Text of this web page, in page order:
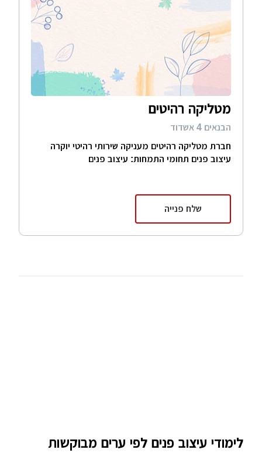
מטליקה רהיטים
הבנאים 4 אשדוד
חברת מטליקה רהיטים מעניקה שירותי רהיטי יוקרה
עיצוב פנים תחומי התמחות: עיצוב פנים
שלח פנייה
לימודי עיצוב פנים לפי ערים מבוקשות